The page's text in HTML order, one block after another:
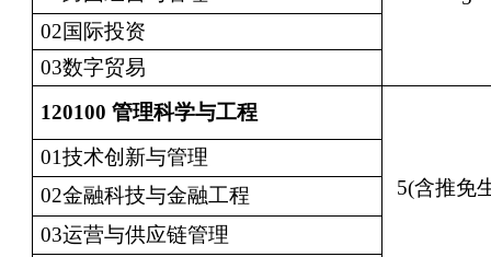
02国际投资
03数字贸易
120100 管理科学与工程
5(含推免
01技术创新与管理
02金融科技与金融工程
03运营与供应链管理